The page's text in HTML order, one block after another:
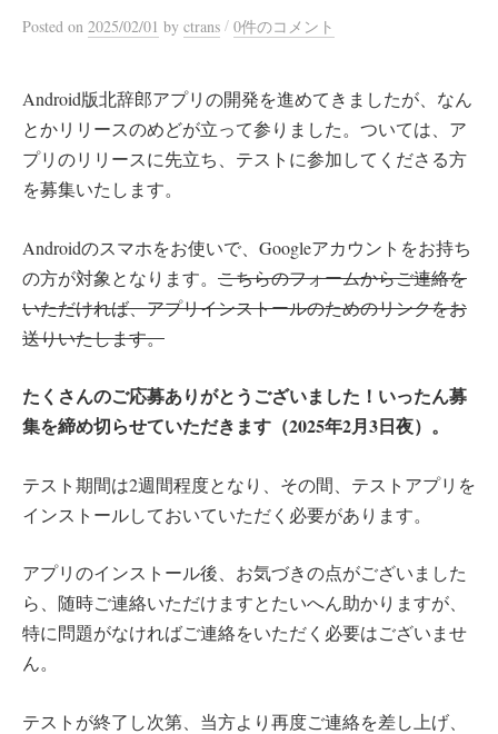
Posted on 2025/02/01 by ctrans / 0件のコメント
Android版北辞郎アプリの開発を進めてきましたが、なん
とかリリースのめどが立って参りました。ついては、ア
プリのリリースに先立ち、テストに参加してくださる方
を募集いたします。
Androidのスマホをお使いで、Googleアカウントをお持ち
の方が対象となります。 こちらのフォームからご連絡を
いただければ、アプリインストールのためのリンクをお
送りいたします。
たくさんのご応募ありがとうございました！いったん募
集を締め切らせていただきます（2025年2月3日夜）。
テスト期間は2週間程度となり、その間、テストアプリを
インストールしておいていただく必要があります。
アプリのインストール後、お気づきの点がございました
ら、随時ご連絡いただけますとたいへん助かりますが、
特に問題がなければご連絡をいただく必要はございませ
ん。
テストが終了し次第、当方より再度ご連絡を差し上げ、